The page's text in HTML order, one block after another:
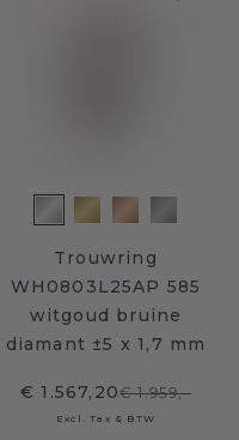
Trouwring
WH0803L25AP 585
witgoud bruine
diamant ±5 x 1,7 mm
€ 1.567,20€ 1.959,-
Excl. Tax & BTW